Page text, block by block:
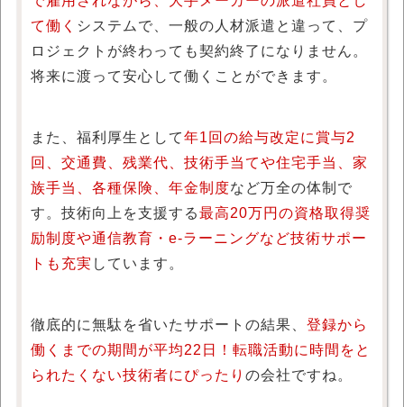
て働く システムで、一般の人材派遣と違って、プ
ロジェクトが終わっても契約終了になりません。
将来に渡って安心して働くことができます。
また、福利厚生として年1回の給与改定に賞与2
回、交通費、残業代、技術手当てや住宅手当、家
族手当、各種保険、年金制度など万全の体制で
す。技術向上を支援する最高20万円の資格取得奨
励制度や通信教育・e-ラーニングなど技術サポー
トも充実 しています。
徹底的に無駄を省いたサポートの結果、 登録から
働くまでの期間が平均22日！転職活動に時間をと
られたくない技術者にぴったり の会社ですね。